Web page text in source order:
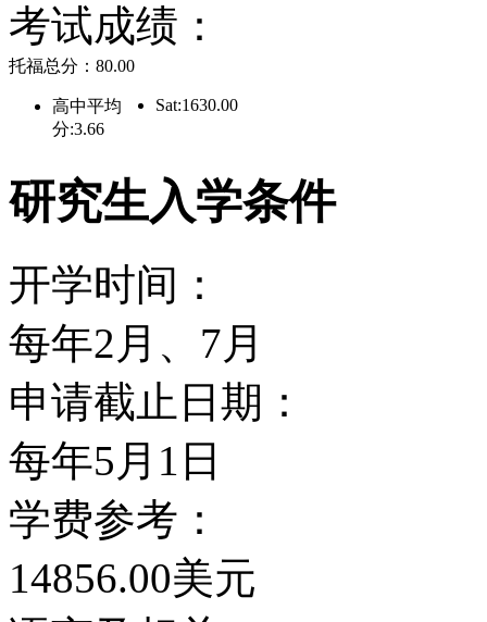
圣路易斯大学校内目前
年入学情况分析，学生
4,000名研究所学生（包
855位）；学生除了来
80个不同国家的国际学
学校的专业设置众多，
前茅，课程设置和教学
为学生提供就业咨询服
最好的学科包括：地球
考试成绩：
托福总分：80.00
高中平均
分:3.66
Sat:1630.00
研究生入学条件
开学时间：
每年2月、7月
申请截止日期：
每年5月1日
学费参考：
14856.00美元